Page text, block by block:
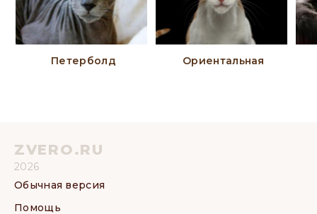
Петерболд Ориентальная
ZVERO.RU
2026
Обычная версия
Помощь